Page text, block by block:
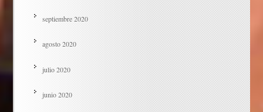
septiembre 2020
agosto 2020
julio 2020
junio 2020